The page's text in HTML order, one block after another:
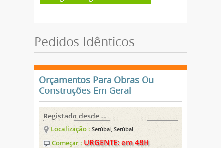
Pedidos Idênticos
Orçamentos Para Obras Ou
Construções Em Geral
Registado desde --
Localização : Setúbal, Setúbal
Começar : URGENTE: em 48H